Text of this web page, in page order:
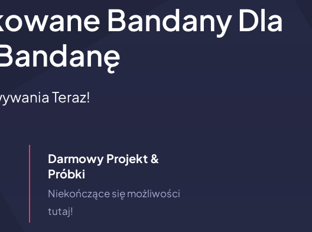
Bandany Dla
Teraz!
Darmowy Projekt &
Próbki
Niekończące się możliwości
tutaj!